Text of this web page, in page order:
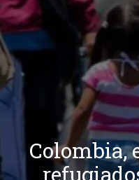
Colombia,